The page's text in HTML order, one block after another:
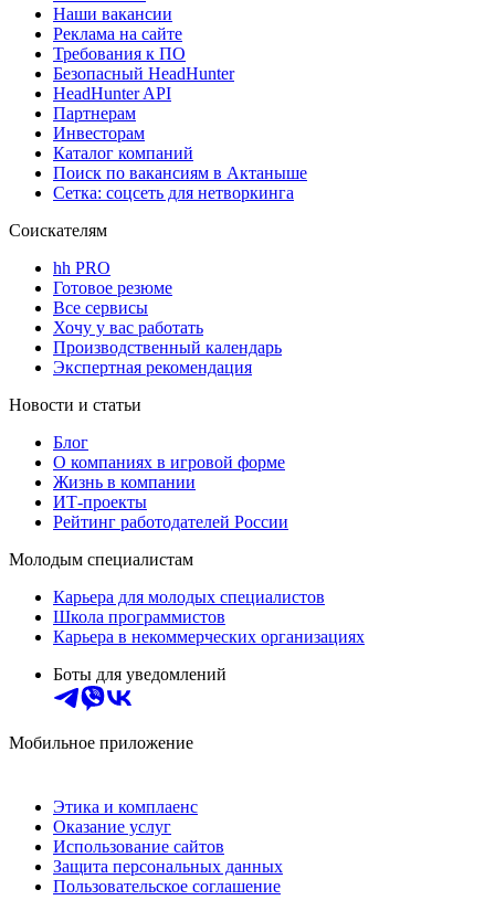
Наши вакансии
Реклама на сайте
Требования к ПО
Безопасный HeadHunter
HeadHunter API
Партнерам
Инвесторам
Каталог компаний
Поиск по вакансиям в Актаныше
Сетка: соцсеть для нетворкинга
Соискателям
hh PRO
Готовое резюме
Все сервисы
Хочу у вас работать
Производственный календарь
Экспертная рекомендация
Новости и статьи
Блог
О компаниях в игровой форме
Жизнь в компании
ИТ-проекты
Рейтинг работодателей России
Молодым специалистам
Карьера для молодых специалистов
Школа программистов
Карьера в некоммерческих организациях
Боты для уведомлений
Мобильное приложение
Этика и комплаенс
Оказание услуг
Использование сайтов
Защита персональных данных
Пользовательское соглашение